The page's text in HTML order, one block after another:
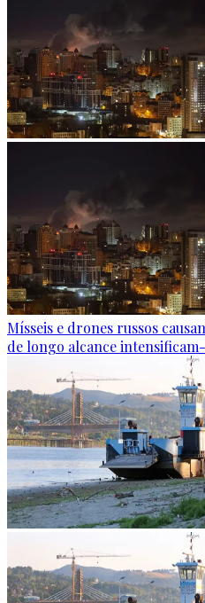
Mísseis e drones russos
de longo alcance